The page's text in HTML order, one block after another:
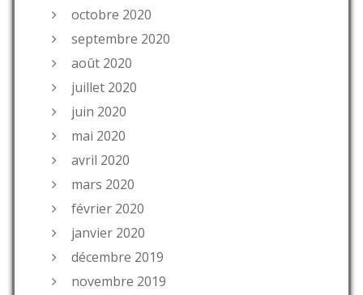
octobre 2020
septembre 2020
août 2020
juillet 2020
juin 2020
mai 2020
avril 2020
mars 2020
février 2020
janvier 2020
décembre 2019
novembre 2019